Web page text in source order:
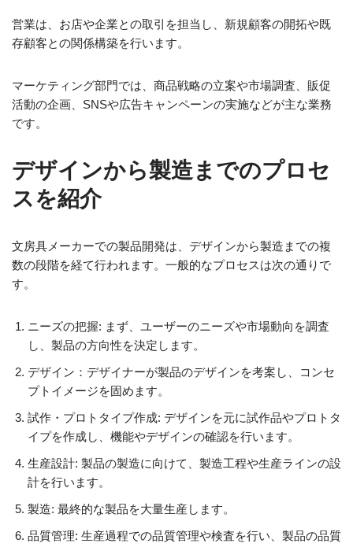
営業は、お店や企業との取引を担当し、新規顧客の開拓や既
存顧客との関係構築を行います。
マーケティング部門では、商品戦略の立案や市場調査、販促
活動の企画、SNSや広告キャンペーンの実施などが主な業務
です。
デザインから製造までのプロセ
スを紹介
文房具メーカーでの製品開発は、デザインから製造までの複
数の段階を経て行われます。一般的なプロセスは次の通りで
す。
ニーズの把握: まず、ユーザーのニーズや市場動向を調査
し、製品の方向性を決定します。
デザイン：デザイナーが製品のデザインを考案し、コンセ
プトイメージを固めます。
試作・プロトタイプ作成: デザインを元に試作品やプロトタ
イプを作成し、機能やデザインの確認を行います。
生産設計: 製品の製造に向けて、製造工程や生産ラインの設
計を行います。
製造: 最終的な製品を大量生産します。
品質管理: 生産過程での品質管理や検査を行い、製品の品質